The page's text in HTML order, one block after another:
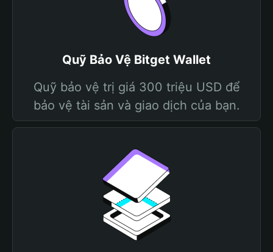
Quỹ Bảo Vệ Bitget Wallet
Quỹ bảo vệ trị giá 300 triệu USD để
bảo vệ tài sản và giao dịch của bạn.